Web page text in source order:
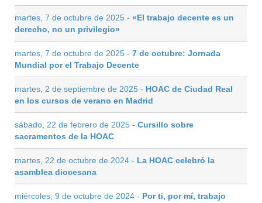
martes, 7 de octubre de 2025 - «El trabajo decente es un
derecho, no un privilegio»
martes, 7 de octubre de 2025 - 7 de octubre: Jornada
Mundial por el Trabajo Decente
martes, 2 de septiembre de 2025 - HOAC de Ciudad Real
en los cursos de verano en Madrid
sábado, 22 de febrero de 2025 - Cursillo sobre
sacramentos de la HOAC
martes, 22 de octubre de 2024 - La HOAC celebró la
asamblea diocesana
miércoles, 9 de octubre de 2024 - Por ti, por mí, trabajo